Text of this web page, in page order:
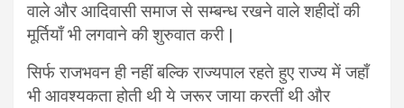
वाले और आदिवासी समाज से सम्बन्ध रखने वाले शहीदों की
मूर्तियाँ भी लगवाने की शुरुवात करी |
सिर्फ राजभवन ही नहीं बल्कि राज्यपाल रहते हुए राज्य में जहाँ
भी आवश्यकता होती थी ये जरूर जाया करतीं थी और